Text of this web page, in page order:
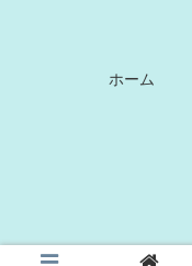
ホーム